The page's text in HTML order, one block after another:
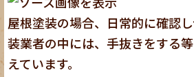
屋根塗装の場合、日常的に確認
装業者の中には、手抜きをする
えています。